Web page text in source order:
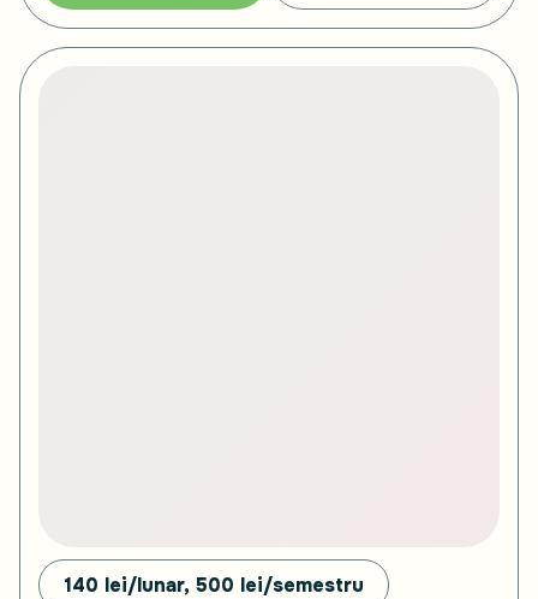
140 lei/lunar, 500 lei/semestru